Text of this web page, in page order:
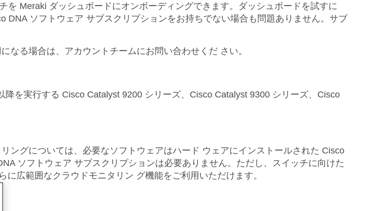
Meraki ダッシュボードにオンボーディングできます。ダッシュボードを試すに
DNA ソフトウェア サブスクリプションをお持ちでない場合も問題ありません。サブ
なる場合は、アカウントチームにお問い合わせくだ さい。
を実行する Cisco Catalyst 9200 シリーズ、Cisco Catalyst 9300 シリーズ、Cisco
ングについては、必要なソフトウェアはハード ウェアにインストールされた Cisco
ソフトウェア サブスクリプションは必要ありません。ただし、スイッチに向けた
広範囲なクラウドモニタリン グ機能をご利用いただけます。